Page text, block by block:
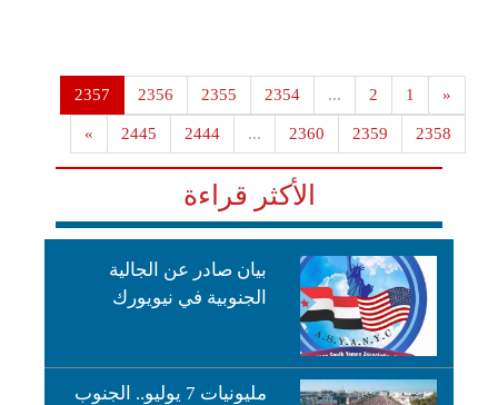
«
1
2
...
2354
2355
2356
2357
2358
2359
2360
...
2444
2445
»
الأكثر قراءة
بيان صادر عن الجالية
الجنوبية في نيويورك
مليونيات 7 يوليو.. الجنوب